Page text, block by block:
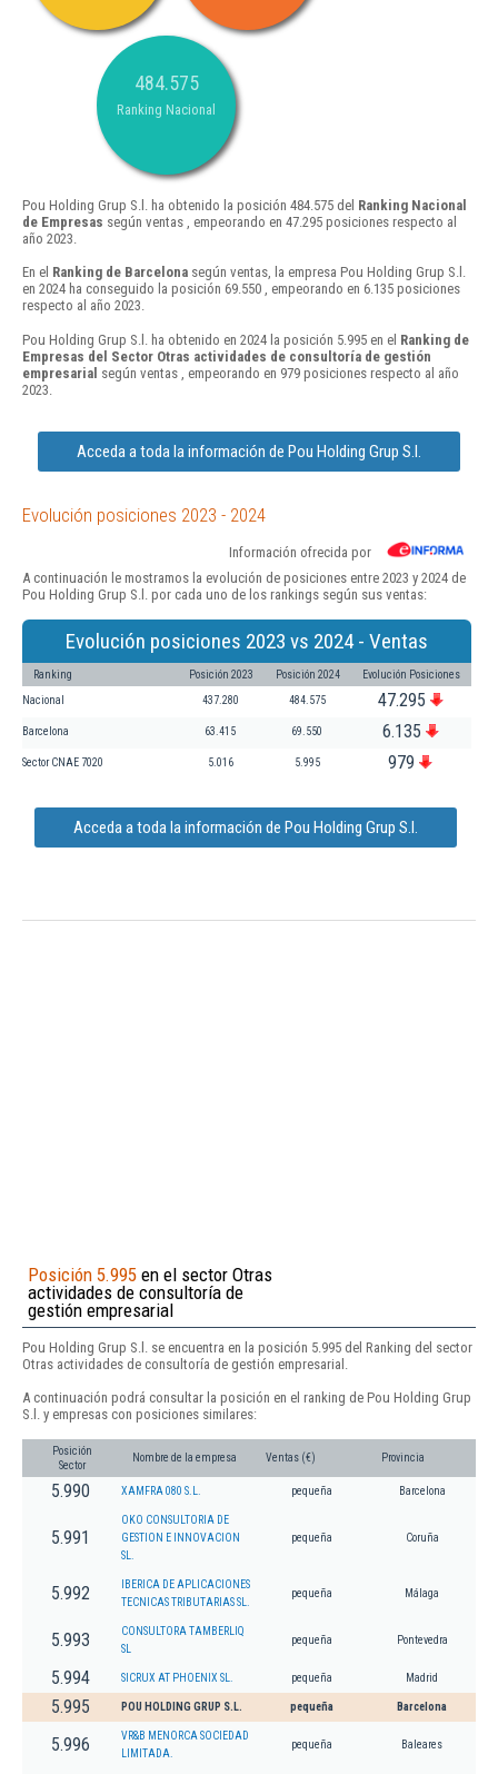
484.575
Ranking Nacional
Pou Holding Grup S.l. ha obtenido la posición 484.575 del Ranking Nacional
de Empresas según ventas , empeorando en 47.295 posiciones respecto al
año 2023.
En el Ranking de Barcelona según ventas, la empresa Pou Holding Grup S.l.
en 2024 ha conseguido la posición 69.550 , empeorando en 6.135 posiciones
respecto al año 2023.
Pou Holding Grup S.l. ha obtenido en 2024 la posición 5.995 en el Ranking de
Empresas del Sector Otras actividades de consultoría de gestión
empresarial según ventas , empeorando en 979 posiciones respecto al año
2023.
Acceda a toda la información de Pou Holding Grup S.l.
Evolución posiciones 2023 - 2024
Información ofrecida por
A continuación le mostramos la evolución de posiciones entre 2023 y 2024 de
Pou Holding Grup S.l. por cada uno de los rankings según sus ventas:
Evolución posiciones 2023 vs 2024 - Ventas
Ranking Posición 2023 Posición 2024 Evolución Posiciones
Nacional 437.280 484.575 47.295
Barcelona 63.415 69.550 6.135
Sector CNAE 7020 5.016 5.995 979
Acceda a toda la información de Pou Holding Grup S.l.
Posición 5.995 en el sector Otras
actividades de consultoría de
gestión empresarial
Pou Holding Grup S.l. se encuentra en la posición 5.995 del Ranking del sector
Otras actividades de consultoría de gestión empresarial.
A continuación podrá consultar la posición en el ranking de Pou Holding Grup
S.l. y empresas con posiciones similares:
Posición
Sector
Nombre de la empresa Ventas (€) Provincia
5.990 XAMFRA 080 S.L. pequeña Barcelona
5.991
OKO CONSULTORIA DE
GESTION E INNOVACION
SL.
pequeña Coruña
5.992
IBERICA DE APLICACIONES
TECNICAS TRIBUTARIAS SL.
pequeña Málaga
5.993
CONSULTORA TAMBERLIQ
SL
pequeña Pontevedra
5.994 SICRUX AT PHOENIX SL. pequeña Madrid
5.995 POU HOLDING GRUP S.L. pequeña Barcelona
5.996
VR&B MENORCA SOCIEDAD
LIMITADA.
pequeña Baleares